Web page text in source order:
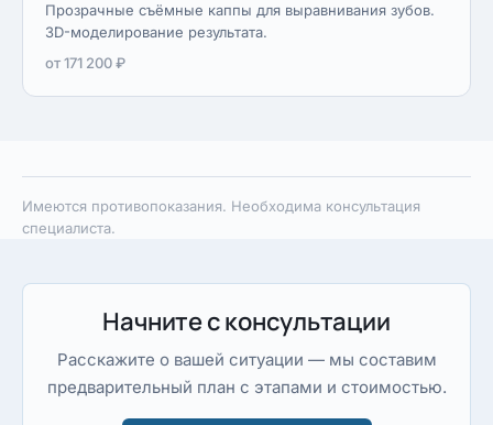
Прозрачные съёмные каппы для выравнивания зубов.
3D-моделирование результата.
от 171 200 ₽
Имеются противопоказания. Необходима консультация
специалиста.
Начните с консультации
Расскажите о вашей ситуации — мы составим
предварительный план с этапами и стоимостью.